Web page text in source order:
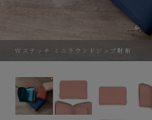
Wステッチ ミニラウンドジップ財布
Wステッチ ミニラウンドジッ